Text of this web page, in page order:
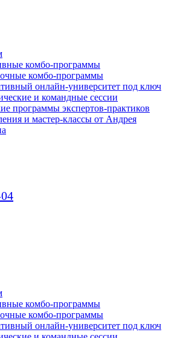
комбо-программы
комбо-программы
онлайн-университет под ключ
и командные сессии
программы экспертов-практиков
и мастер-классы от Андрея
комбо-программы
комбо-программы
онлайн-университет под ключ